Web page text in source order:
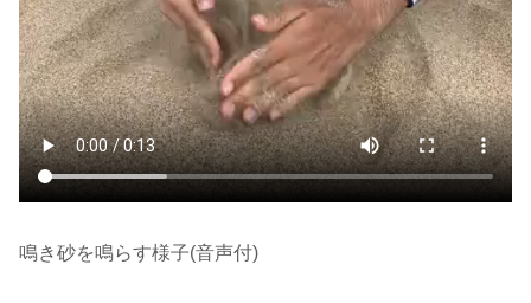
鳴き砂を鳴らす様子(音声付)